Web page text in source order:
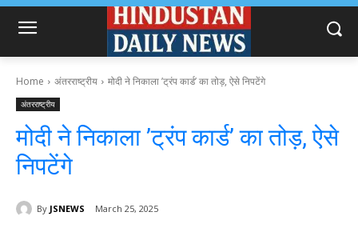
Home अंतरराष्ट्रीय मोदी ने निकाला ’ट्रंप कार्ड’ का तोड़, ऐसे निपटेंगे
अंतरराष्ट्रीय
मोदी ने निकाला ’ट्रंप कार्ड’ का तोड़, ऐसे
निपटेंगे
By JSNEWS March 25, 2025